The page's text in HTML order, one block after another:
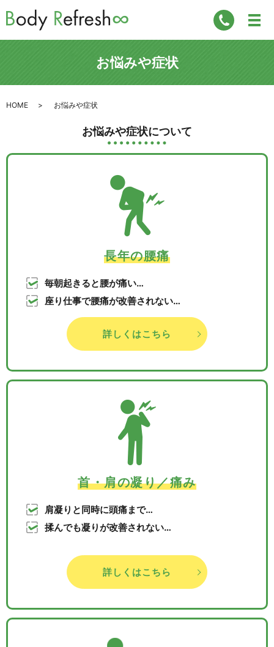
お悩みや症状
HOME お悩みや症状
お悩みや症状について
長年の腰痛
毎朝起きると腰が痛い…
座り仕事で腰痛が改善されない…
詳しくはこちら
首・肩の凝り／痛み
肩凝りと同時に頭痛まで…
揉んでも凝りが改善されない…
詳しくはこちら